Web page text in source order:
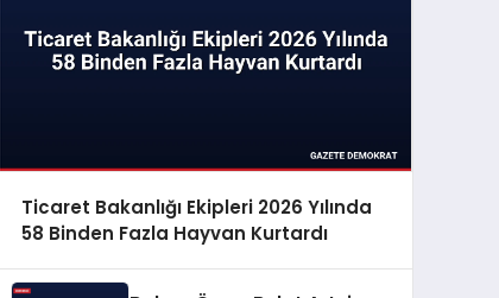
Ticaret Bakanlığı Ekipleri 2026 Yılında
58 Binden Fazla Hayvan Kurtardı